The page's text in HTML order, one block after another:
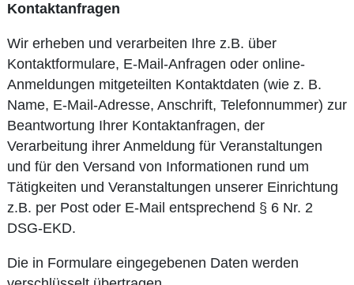
Kontaktanfragen
Wir erheben und verarbeiten Ihre z.B. über
Kontaktformulare, E-Mail-Anfragen oder online-
Anmeldungen mitgeteilten Kontaktdaten (wie z. B.
Name, E-Mail-Adresse, Anschrift, Telefonnummer) zur
Beantwortung Ihrer Kontaktanfragen, der
Verarbeitung ihrer Anmeldung für Veranstaltungen
und für den Versand von Informationen rund um
Tätigkeiten und Veranstaltungen unserer Einrichtung
z.B. per Post oder E-Mail entsprechend § 6 Nr. 2
DSG-EKD.
Die in Formulare eingegebenen Daten werden